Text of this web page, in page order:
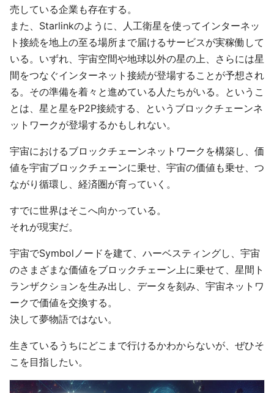
売している企業も存在する。
また、Starlinkのように、人工衛星を使ってインターネッ
ト接続を地上の至る場所まで届けるサービスが実稼働して
いる。いずれ、宇宙空間や地球以外の星の上、さらには星
間をつなぐインターネット接続が登場することが予想され
る。その準備を着々と進めている人たちがいる。というこ
とは、星と星をP2P接続する、というブロックチェーンネ
ットワークが登場するかもしれない。
宇宙におけるブロックチェーンネットワークを構築し、価
値を宇宙ブロックチェーンに乗せ、宇宙の価値も乗せ、つ
ながり循環し、経済圏が育っていく。
すでに世界はそこへ向かっている。
それが現実だ。
宇宙でSymbolノードを建て、ハーベスティングし、宇宙
のさまざまな価値をブロックチェーン上に乗せて、星間ト
ランザクションを生み出し、データを刻み、宇宙ネットワ
ークで価値を交換する。
決して夢物語ではない。
生きているうちにどこまで行けるかわからないが、ぜひそ
こを目指したい。